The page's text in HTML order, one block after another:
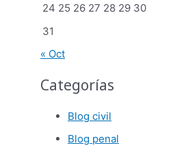
24 25 26 27 28 29 30
31
« Oct
Categorías
Blog civil
Blog penal